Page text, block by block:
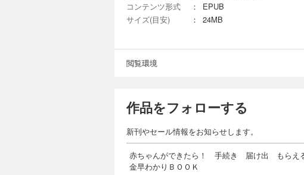
コンテンツ形式
：
EPUB
サイズ(目安)
： 24MB
閲覧環境
作品をフォローする
新刊やセール情報をお知らせします。
赤ちゃんができたら！ 手続き 届け出 もらえ
金早わかりＢＯＯＫ